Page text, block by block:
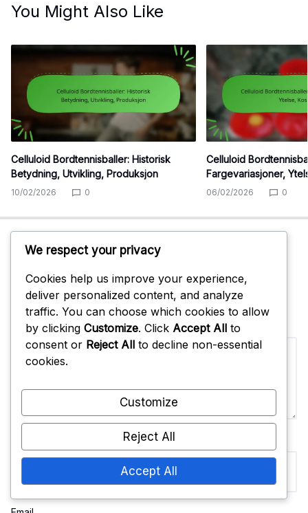
You Might Also Like
Celluloid Bordtennisballer: Historisk
Betydning, Utvikling, Produksjon
10/02/2026 0
Celluloid
Fargevariasjoner,
06/02/2026 0
Leave A Reply
Required fields are marked
Comment
We respect your privacy
Cookies help us improve your experience,
deliver personalized content, and analyze
traffic. You can choose which cookies to allow
by clicking Customize. Click Accept All to
consent or Reject All to decline non-essential
cookies.
Customize
Reject All
Accept All